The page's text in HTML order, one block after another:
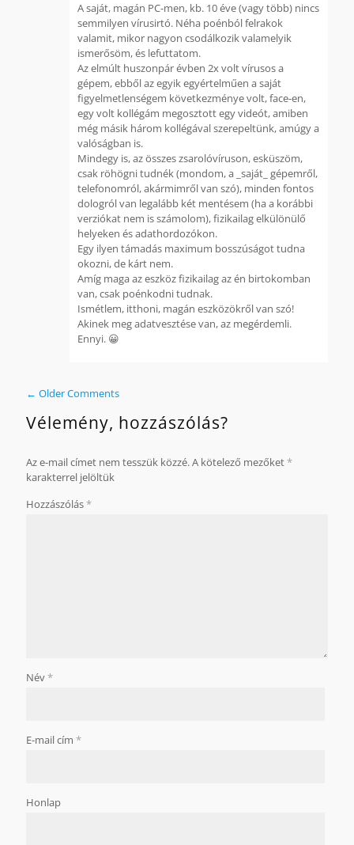
A saját, magán PC-men, kb. 10 éve (vagy több) nincs
semmilyen vírusirtó. Néha poénból felrakok
valamit, mikor nagyon csodálkozik valamelyik
ismerősöm, és lefuttatom.
Az elmúlt huszonpár évben 2x volt vírusos a
gépem, ebből az egyik egyértelműen a saját
figyelmetlenségem következménye volt, face-en,
egy volt kollégám megosztott egy videót, amiben
még másik három kollégával szerepeltünk, amúgy a
valóságban is.
Mindegy is, az összes zsarolóvíruson, esküszöm,
csak röhögni tudnék (mondom, a _saját_ gépemről,
telefonomról, akármimről van szó), minden fontos
dologról van legalább két mentésem (ha a korábbi
verziókat nem is számolom), fizikailag elkülönülő
helyeken és adathordozókon.
Egy ilyen támadás maximum bosszúságot tudna
okozni, de kárt nem.
Amíg maga az eszköz fizikailag az én birtokomban
van, csak poénkodni tudnak.
Ismétlem, itthoni, magán eszközökről van szó!
Akinek meg adatvesztése van, az megérdemli.
Ennyi. 😀
← Older Comments
Vélemény, hozzászólás?
Az e-mail címet nem tesszük közzé.A kötelező mezőket*
karakterrel jelöltük
Hozzászólás*
Név*
E-mail cím *
Honlap